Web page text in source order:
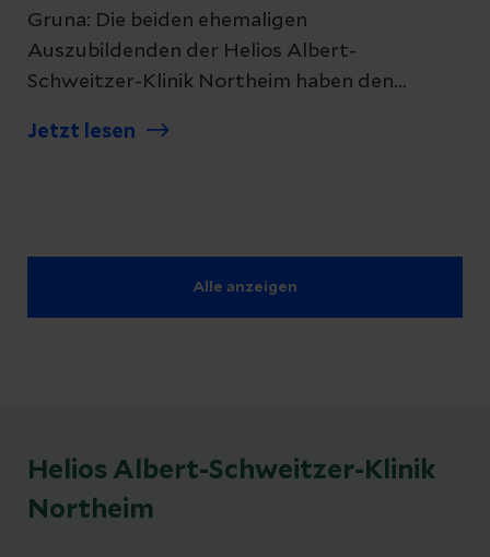
Gruna: Die beiden ehemaligen
Auszubildenden der Helios Albert-
Schweitzer-Klinik Northeim haben den
zählen zu den besten Absolventinnen und
Jetzt lesen
Alle anzeigen
Helios Albert-Schweitzer-Klinik
Northeim